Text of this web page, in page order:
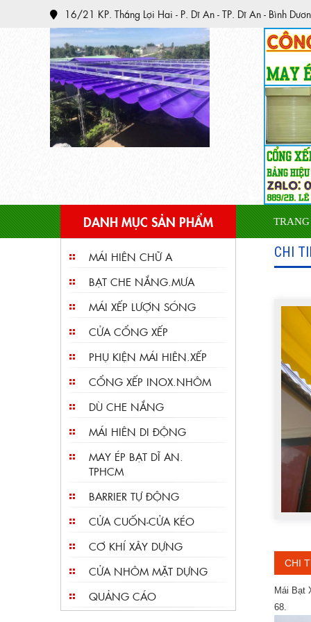
16/21 KP. Thắng Lợi Hai - P. Dĩ An - TP. Dĩ An - Bình
DANH MỤC SẢN PHẨM
MÁI HIÊN CHỮ A
BẠT CHE NẮNG.MƯA
MÁI XẾP LƯỢN SÓNG
CỬA CỔNG XẾP
PHỤ KIỆN MÁI HIÊN.XẾP
CỔNG XẾP INOX.NHÔM
DÙ CHE NẮNG
MÁI HIÊN DI ĐỘNG
MAY ÉP BẠT DĨ AN.
TPHCM
BARRIER TỰ ĐỘNG
CỬA CUỐN-CỬA KÉO
CƠ KHÍ XÂY DỰNG
CỬA NHÔM MẶT DỰNG
QUẢNG CÁO
CHI
CHI
Mái Bạt
68.